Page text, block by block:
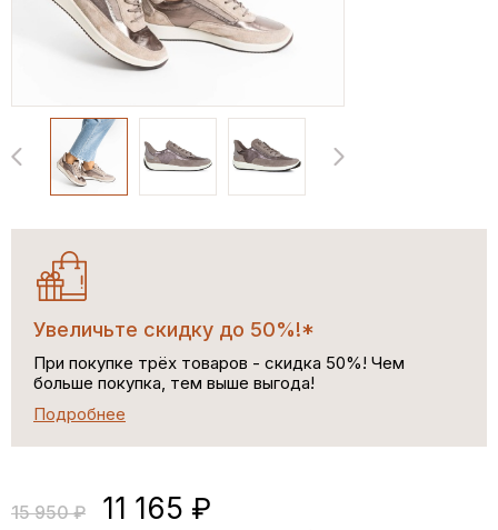
Увеличьте скидку до 50%!*
При покупке трёх товаров - скидка 50%! Чем
больше покупка, тем выше выгода!
Подробнее
15 950 ₽ 11 165 ₽